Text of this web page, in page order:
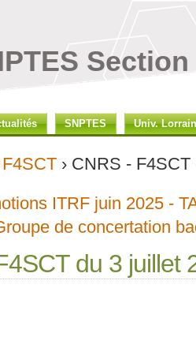
SNPTES Univ.
F4SCT › CNRS -
ITRF juin 2025 -
de concertation
du 3 juillet